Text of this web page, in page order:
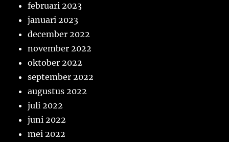
februari 2023
januari 2023
december 2022
november 2022
oktober 2022
september 2022
augustus 2022
juli 2022
juni 2022
mei 2022